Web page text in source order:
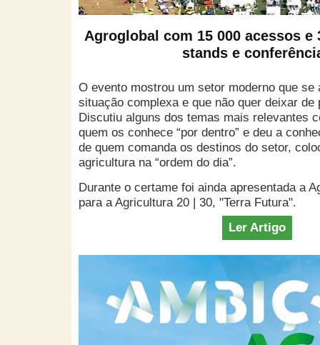
Agroglobal com 15 000 acessos e
stands e
O evento mostrou um setor moderno que se
situação complexa e que não quer deixar de
Discutiu alguns dos temas mais relevantes
quem os conhece “por dentro” e deu a
de quem comanda os destinos do setor,
agricultura na “ordem do dia”.
Durante o certame foi ainda apresentada a
para a Agricultura 20 | 30, "Terra Futura".
Ler Artigo